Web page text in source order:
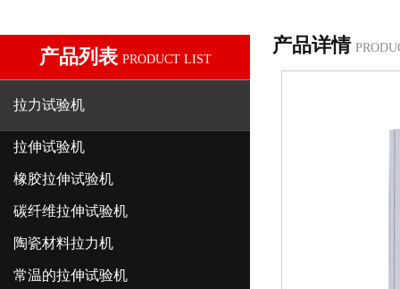
产品列表 PRODUCT LIST
拉力试验机
拉伸试验机
橡胶拉伸试验机
碳纤维拉伸试验机
陶瓷材料拉力机
常温的拉伸试验机
产品详情